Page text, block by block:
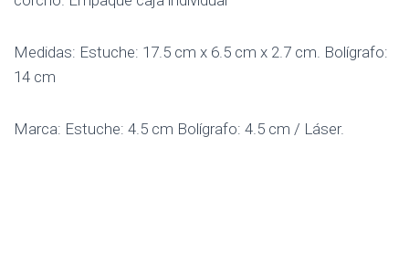
Medidas: Estuche: 17.5 cm x 6.5 cm x 2.7 cm. Bolígrafo:
14 cm
Marca: Estuche: 4.5 cm Bolígrafo: 4.5 cm / Láser.